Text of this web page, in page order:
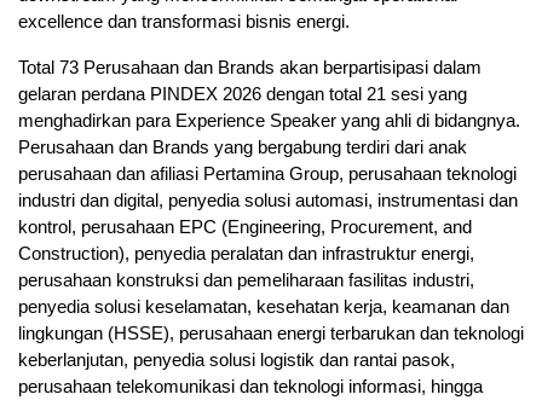
excellence dan transformasi bisnis energi.
Total 73 Perusahaan dan Brands akan berpartisipasi dalam
gelaran perdana PINDEX 2026 dengan total 21 sesi yang
menghadirkan para Experience Speaker yang ahli di bidangnya.
Perusahaan dan Brands yang bergabung terdiri dari anak
perusahaan dan afiliasi Pertamina Group, perusahaan teknologi
industri dan digital, penyedia solusi automasi, instrumentasi dan
kontrol, perusahaan EPC (Engineering, Procurement, and
Construction), penyedia peralatan dan infrastruktur energi,
perusahaan konstruksi dan pemeliharaan fasilitas industri,
penyedia solusi keselamatan, kesehatan kerja, keamanan dan
lingkungan (HSSE), perusahaan energi terbarukan dan teknologi
keberlanjutan, penyedia solusi logistik dan rantai pasok,
perusahaan telekomunikasi dan teknologi informasi, hingga